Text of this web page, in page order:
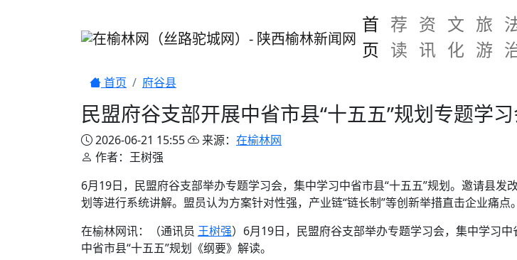
首
页
荐
读
资
讯
文
化
旅
游
首页 府谷县
民盟府谷支部开展中省市县“十五五”规划专题学
2026-06-21 15:55 来源： 在榆林网
作者：王树强
6月19日，民盟府谷支部举办专题学习会，集中学习中省市县“十五五”规划。邀请县
划等进行系统讲解。盟员认为方案针对性强，产业链“链长制”等创新举措直击企业痛点
在榆林网讯：（通讯员 王树强）6月19日，民盟府谷支部举办专题学习会，集中学习
中省市县“十五五”规划《纲要》解读。